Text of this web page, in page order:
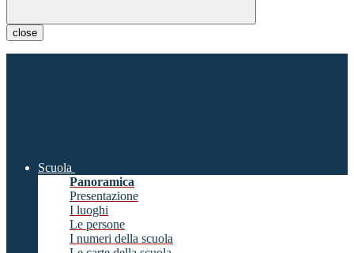
close
Scuola
Panoramica
Presentazione
I luoghi
Le persone
I numeri della scuola